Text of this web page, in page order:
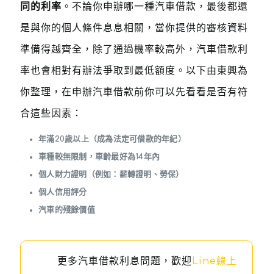
同的利率 。不論你申辦哪一種汽車借款，最後都還
是與你的個人條件息息相關，當你提供的審核資料
準備得越齊全，除了通過機率較高外，汽車借款利
率也會相對有辦法爭取到最低額度。以下由東興為
你整理，在申辦汽車借款前你可以先看看是否有符
合這些因素：
年滿20歲以上（成為法定可借款的年紀）
車種較無限制，車齡最好為14年內
個人財力證明（例如：薪轉證明、勞保）
個人信用評分
汽車的殘餘價值
更多汽車借款利息問題，歡迎Line線上